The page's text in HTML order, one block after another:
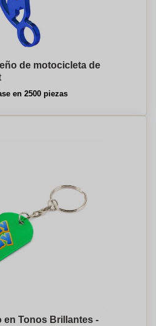
de motocicleta de
en 2500 piezas
en Tonos Brillantes -